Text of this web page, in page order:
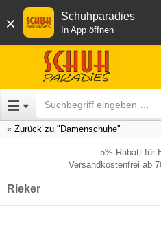
× Schuhparadies
In App öffnen
Zurück zu "Damenschuhe"
5% Rabatt für
Versandkostenfrei ab
Rieker